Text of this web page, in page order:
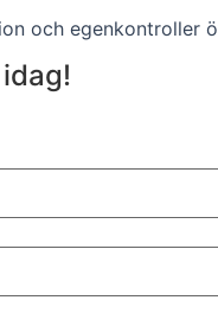
och egenkontroller